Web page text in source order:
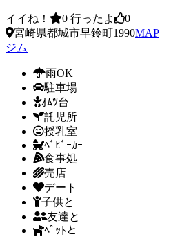
イイね！ 0 行ったよ
0
宮崎県都城市早鈴町1990MAP
ジム
雨OK
駐車場
ｵﾑﾂ台
託児所
授乳室
ﾍﾞﾋﾞｰｶｰ
食事処
売店
デート
子供と
友達と
ﾍﾟｯﾄと